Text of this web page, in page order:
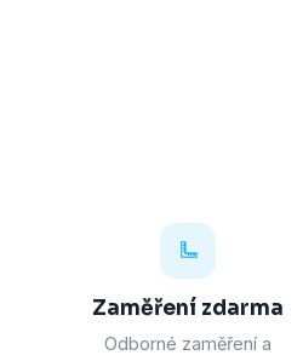
Zaměření zdarma
Odborné zaměření a